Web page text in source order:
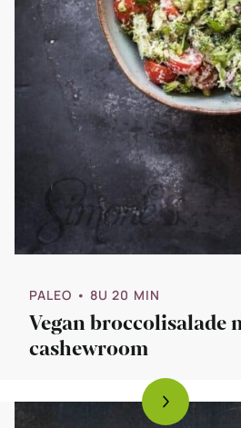
PALEO • 8U 20 MIN
Vegan broccolisalade
cashewroom